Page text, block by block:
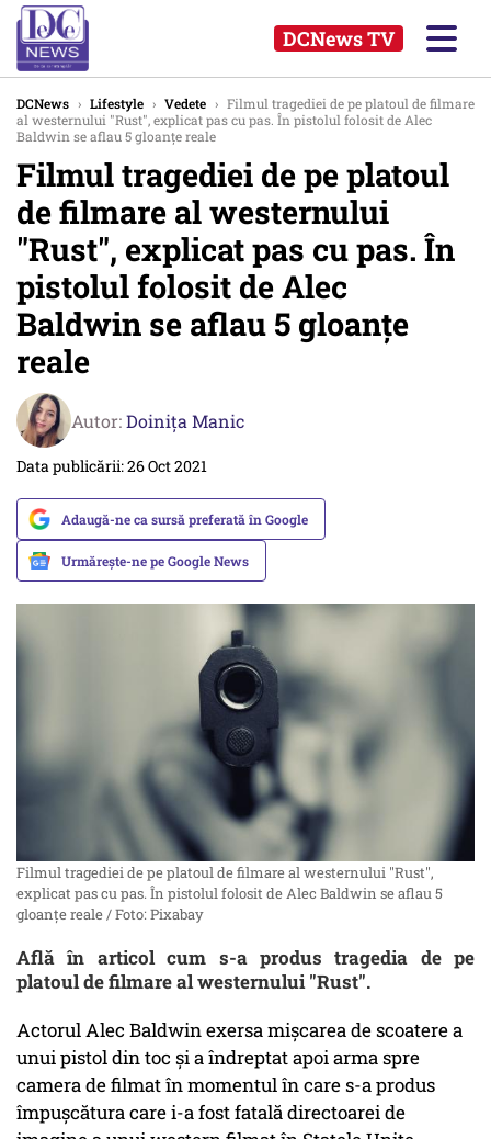
DCNews TV
DCNews › Lifestyle › Vedete › Filmul tragediei de pe platoul de filmare
al westernului "Rust", explicat pas cu pas. În pistolul folosit de Alec
Baldwin se aflau 5 gloanțe reale
Filmul tragediei de pe platoul
de filmare al westernului
"Rust", explicat pas cu pas. În
pistolul folosit de Alec
Baldwin se aflau 5 gloanțe
reale
Autor:Doinița Manic
Data publicării: 26 Oct 2021
Adaugă-ne ca sursă preferată în Google
Urmărește-ne pe Google News
Filmul tragediei de pe platoul de filmare al westernului "Rust",
explicat pas cu pas. În pistolul folosit de Alec Baldwin se aflau 5
gloanțe reale / Foto: Pixabay
Află în articol cum s-a produs tragedia de pe
platoul de filmare al westernului "Rust".
Actorul Alec Baldwin exersa mişcarea de scoatere a
unui pistol din toc şi a îndreptat apoi arma spre
camera de filmat în momentul în care s-a produs
împuşcătura care i-a fost fatală directoarei de